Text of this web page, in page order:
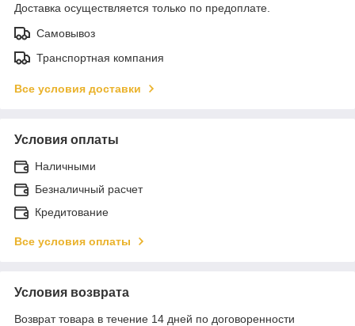
Доставка осуществляется только по предоплате.
Самовывоз
Транспортная компания
Все условия доставки
Условия оплаты
Наличными
Безналичный расчет
Кредитование
Все условия оплаты
Условия возврата
Возврат товара в течение 14 дней по договоренности